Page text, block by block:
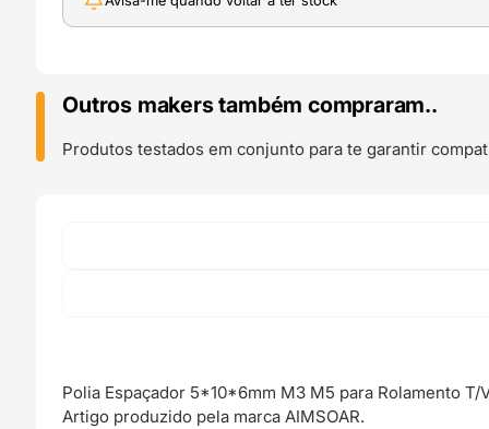
Outros makers também compraram..
Produtos testados em conjunto para te garantir
Polia Espaçador 5*10*6mm M3 M5 para Rolamento T/
Artigo produzido pela marca AIMSOAR.